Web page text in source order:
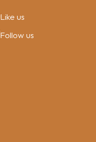
Like us
Follow us